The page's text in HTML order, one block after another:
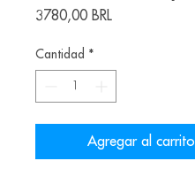
3780,00 BRL
Cantidad *
Agregar al carrito